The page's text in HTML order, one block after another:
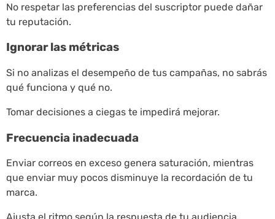
No respetar las preferencias del suscriptor puede dañar
tu reputación.
Ignorar las métricas
Si no analizas el desempeño de tus campañas, no sabrás
qué funciona y qué no.
Tomar decisiones a ciegas te impedirá mejorar.
Frecuencia inadecuada
Enviar correos en exceso genera saturación, mientras
que enviar muy pocos disminuye la recordación de tu
marca.